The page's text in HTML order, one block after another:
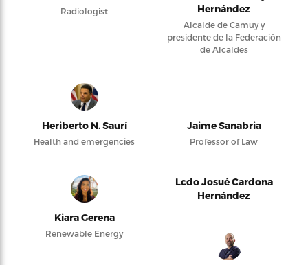
Radiologist
Hernández
Alcalde de Camuy y
presidente de la Federación
de Alcaldes
Heriberto N. Saurí
Health and emergencies
Jaime Sanabria
Professor of Law
Kiara Gerena
Renewable Energy
Lcdo Josué Cardona
Hernández